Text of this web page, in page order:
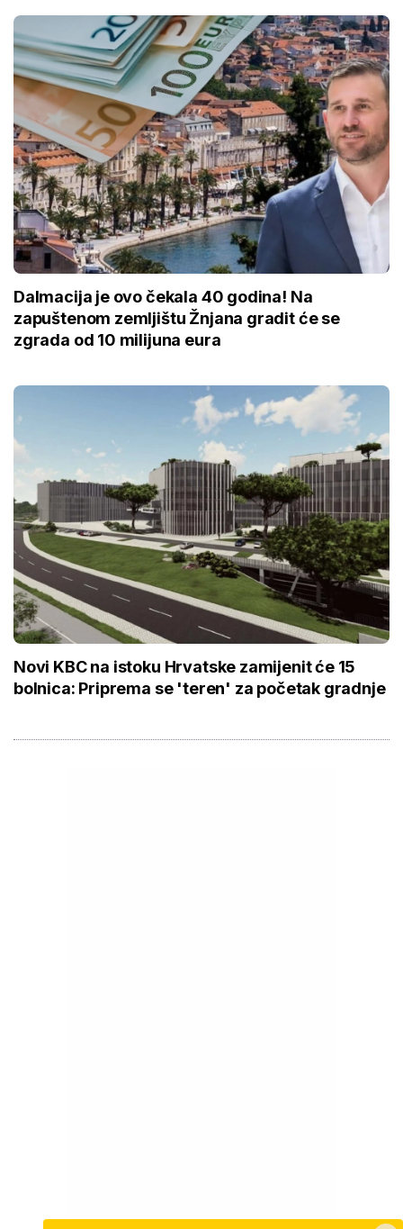
Dalmacija je ovo čekala 40 godina! Na
zapuštenom zemljištu Žnjana gradit će se
zgrada od 10 milijuna eura
Novi KBC na istoku Hrvatske zamijenit će 15
bolnica: Priprema se 'teren' za početak gradnje